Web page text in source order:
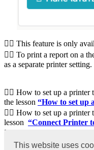
This website uses
☝🏼 This feature is only
☝🏼 To print a report on a
as a separate printer setting.
☝🏼 How to set up a
the lesson “How to set up
☝🏼 How to set up a
lesson “Connect Printer
☝🏼 How to set up a
lesson“Connect Printer